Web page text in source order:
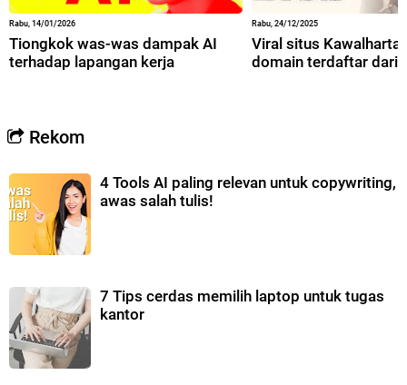
Rabu, 14/01/2026
Tiongkok was-was dampak AI
terhadap lapangan kerja
Rabu, 24/12/2025
Viral situs
domain terdaftar dari
Rekom
4 Tools AI paling relevan untuk copywriting,
awas salah tulis!
7 Tips cerdas memilih laptop untuk tugas
kantor